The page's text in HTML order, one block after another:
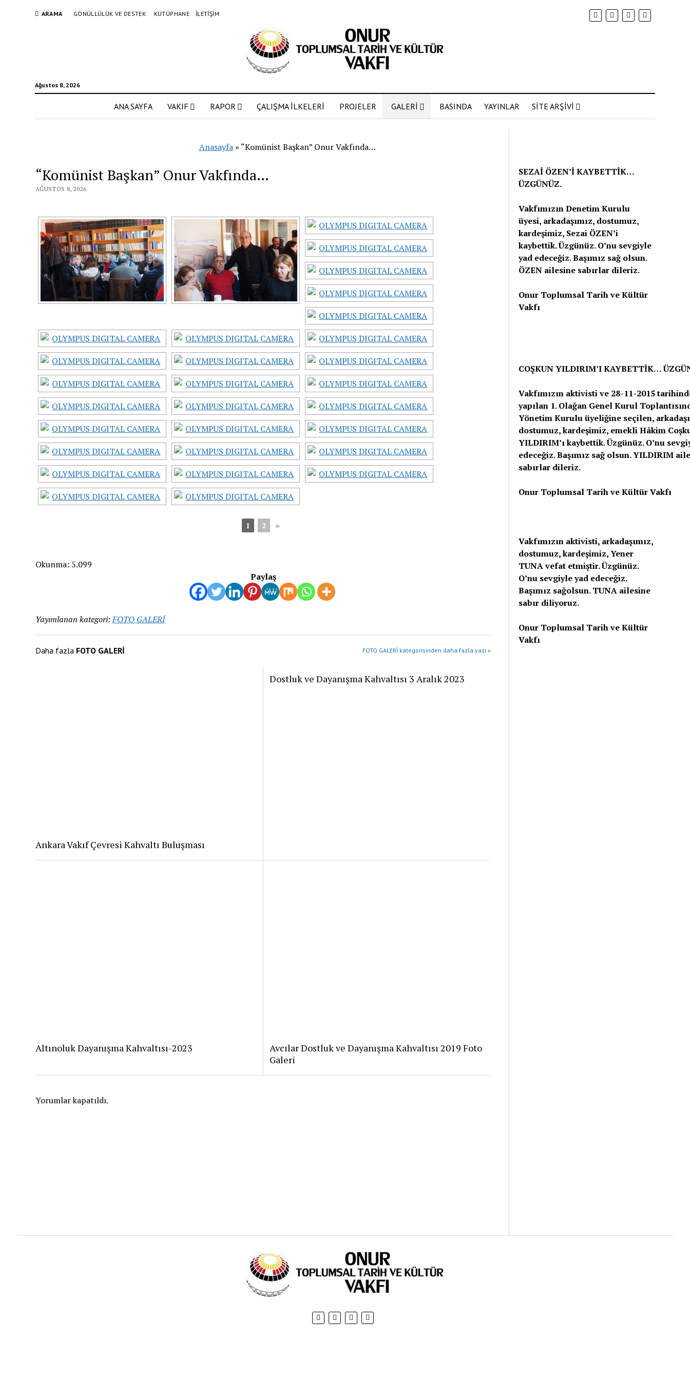
ARAMA GÖNÜLLÜLÜK VE DESTEK KÜTÜPHANE İLETİŞİM
Ağustos 8, 2026
ANA SAYFA VAKIF RAPOR ÇALIŞMA İLKELERİ PROJELER GALERİ BASINDA YAYINLAR SİTE ARŞİVİ
Anasayfa» “Komünist Başkan” Onur Vakfında…
“Komünist Başkan” Onur Vakfında…
AĞUSTOS 8, 2026
1 2 ►
Okunma: 5.099
Paylaş
Yayımlanan kategori: FOTO GALERİ
Daha fazla FOTO GALERİ FOTO GALERİ kategorisinden daha fazla yazı »
Ankara Vakıf Çevresi Kahvaltı Buluşması
Dostluk ve Dayanışma Kahvaltısı 3 Aralık 2023
Altınoluk Dayanışma Kahvaltısı-2023
Avcılar Dostluk ve Dayanışma Kahvaltısı 2019 Foto
Galeri
Yorumlar kapatıldı.
SEZAİ ÖZEN’İ KAYBETTİK…
ÜZGÜNÜZ.
Vakfımızın Denetim Kurulu
üyesi, arkadaşımız, dostumuz,
kardeşimiz, Sezai ÖZEN’i
kaybettik. Üzgünüz. O’nu sevgiyle
yad edeceğiz. Başımız sağ olsun.
ÖZEN ailesine sabırlar dileriz.
Onur Toplumsal Tarih ve Kültür
Vakfı
COŞKUN YILDIRIM’I KAYBETTİK…
Vakfımızın aktivisti ve 28-11-2015
yapılan 1. Olağan Genel Kurul
Yönetim Kurulu üyeliğine seçilen,
dostumuz, kardeşimiz, emekli Hâkim
YILDIRIM’ı kaybettik. Üzgünüz. O’nu
edeceğiz. Başımız sağ olsun. YILDIRIM
sabırlar dileriz.
Onur Toplumsal Tarih ve Kültür Vakfı
Vakfımızın aktivisti, arkadaşımız,
dostumuz, kardeşimiz, Yener
TUNA vefat etmiştir. Üzgünüz.
O’nu sevgiyle yad edeceğiz.
Başımız sağolsun. TUNA ailesine
sabır diliyoruz.
Onur Toplumsal Tarih ve Kültür
Vakfı